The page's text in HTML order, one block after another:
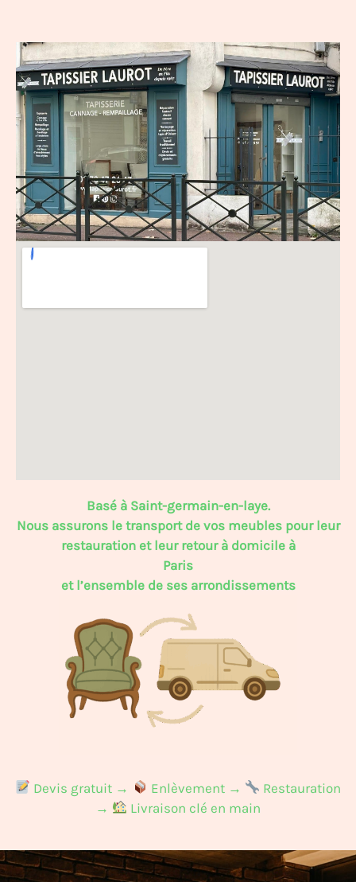
Basé à Saint-germain-en-laye.
Nous assurons le transport de vos meubles pour leur
restauration et leur retour à domicile à
Paris
et l’ensemble de ses arrondissements
Devis gratuit → Enlèvement →
Restauration
→
Livraison clé en main